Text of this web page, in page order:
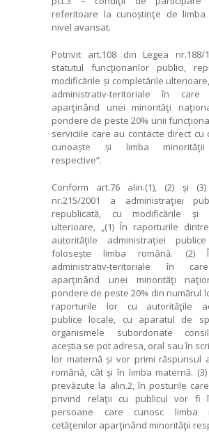
referitoare la cunoștinţe de limba
nivel avansat.
Potrivit art.108 din Legea nr.188/
statutul funcţionarilor publici,
modificările și completările
administrativ-teritoriale în care
aparţinând unei minorităţi
pondere de peste 20% unii
serviciile care au contacte direct cu
cunoaște și limba minorităţii
respective”.
Conform art.76 alin.(1), (2) și
nr.215/2001 a administraţiei
republicată, cu modificările și
ulterioare, „(1) În raporturile
autorităţile administraţiei
folosește limba română. (2)
administrativ-teritoriale în
aparţinând unei minorităţi
pondere de peste 20% din numărul
raporturile lor cu autorităţile
publice locale, cu aparatul de
organismele subordonate
aceștia se pot adresa, oral sau în
lor maternă și vor primi răspunsul
română, cât și în limba maternă.
prevăzute la alin.2, în posturile
privind relaţii cu publicul vor fi
persoane care cunosc limba
cetăţenilor aparţinând minorităţii